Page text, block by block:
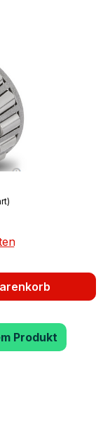
Produkt